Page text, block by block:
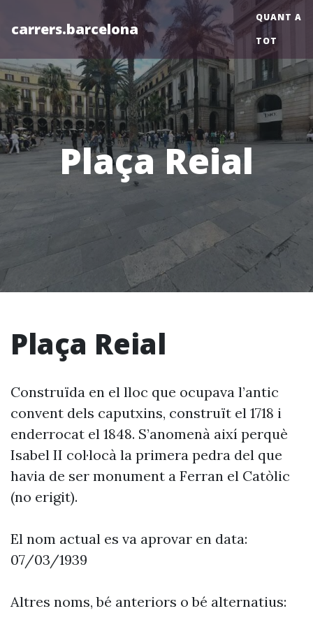
carrers.barcelona
QUANT A
TOT
Plaça Reial
Plaça Reial
Construïda en el lloc que ocupava l’antic
convent dels caputxins, construït el 1718 i
enderrocat el 1848. S’anomenà així perquè
Isabel II col·locà la primera pedra del que
havia de ser monument a Ferran el Catòlic
(no erigit).
El nom actual es va aprovar en data:
07/03/1939
Altres noms, bé anteriors o bé alternatius: